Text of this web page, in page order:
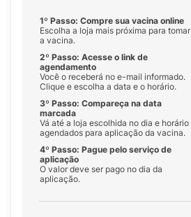
1º Passo: Compre sua vacina online
Escolha a loja mais próxima para tomar
a vacina.
2º Passo: Acesse o link de
agendamento
Você o receberá no e-mail informado.
Clique e escolha a data e o horário.
3º Passo: Compareça na data
marcada
Vá até a loja escolhida no dia e horário
agendados para aplicação da vacina.
4º Passo: Pague pelo serviço de
aplicação
O valor deve ser pago no dia da
aplicação.